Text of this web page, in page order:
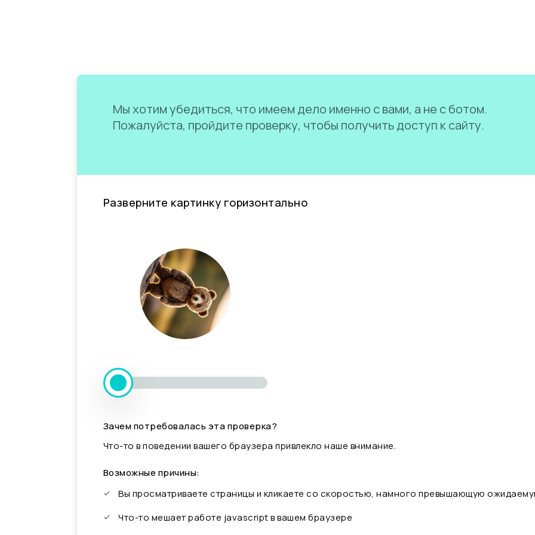
Мы хотим убедиться, что имеем дело именно с вами, а не с ботом.
Пожалуйста, пройдите проверку, чтобы получить доступ к сайту.
Разверните картинку горизонтально
Зачем потребовалась эта проверка?
Что-то в поведении вашего браузера привлекло наше внимание.
Возможные причины:
Вы просматриваете страницы и кликаете со скоростью, намного превышающую
Что-то мешает работе javascript в вашем браузере